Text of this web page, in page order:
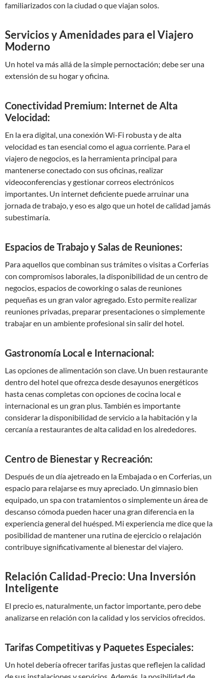
familiarizados con la ciudad o que viajan solos.
Servicios y Amenidades para el Viajero
Moderno
Un hotel va más allá de la simple pernoctación; debe ser una
extensión de su hogar y oficina.
Conectividad Premium: Internet de Alta
Velocidad:
En la era digital, una conexión Wi-Fi robusta y de alta
velocidad es tan esencial como el agua corriente. Para el
viajero de negocios, es la herramienta principal para
mantenerse conectado con sus oficinas, realizar
videoconferencias y gestionar correos electrónicos
importantes. Un internet deficiente puede arruinar una
jornada de trabajo, y eso es algo que un hotel de calidad jamás
subestimaría.
Espacios de Trabajo y Salas de Reuniones:
Para aquellos que combinan sus trámites o visitas a Corferias
con compromisos laborales, la disponibilidad de un centro de
negocios, espacios de coworking o salas de reuniones
pequeñas es un gran valor agregado. Esto permite realizar
reuniones privadas, preparar presentaciones o simplemente
trabajar en un ambiente profesional sin salir del hotel.
Gastronomía Local e Internacional:
Las opciones de alimentación son clave. Un buen restaurante
dentro del hotel que ofrezca desde desayunos energéticos
hasta cenas completas con opciones de cocina local e
internacional es un gran plus. También es importante
considerar la disponibilidad de servicio a la habitación y la
cercanía a restaurantes de alta calidad en los alrededores.
Centro de Bienestar y Recreación:
Después de un día ajetreado en la Embajada o en Corferias, un
espacio para relajarse es muy apreciado. Un gimnasio bien
equipado, un spa con tratamientos o simplemente un área de
descanso cómoda pueden hacer una gran diferencia en la
experiencia general del huésped. Mi experiencia me dice que la
posibilidad de mantener una rutina de ejercicio o relajación
contribuye significativamente al bienestar del viajero.
Relación Calidad-Precio: Una Inversión
Inteligente
El precio es, naturalmente, un factor importante, pero debe
analizarse en relación con la calidad y los servicios ofrecidos.
Tarifas Competitivas y Paquetes Especiales:
Un hotel debería ofrecer tarifas justas que reflejen la calidad